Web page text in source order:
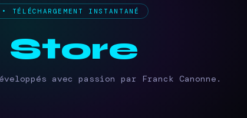
TÉLÉCHARGEMENT INSTANTANÉ
Store
avec passion par Franck Canonne.